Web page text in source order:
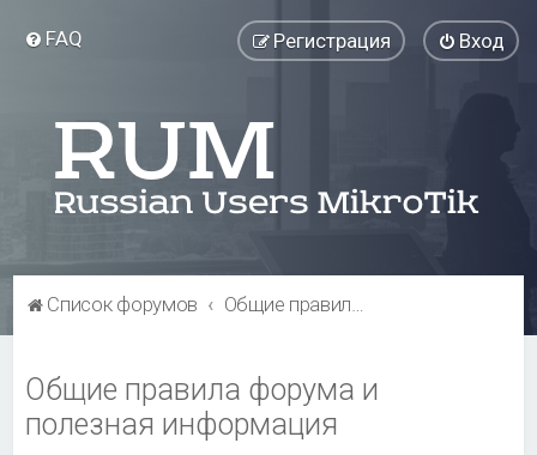
FAQ Вход
Регистрация
Список форумов Общие правила форума и полезная информация
Общие правила форума и
полезная информация